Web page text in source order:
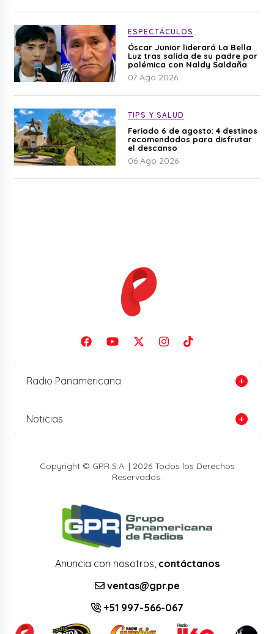
ESPECTÁCULOS
Óscar Junior liderará La Bella
Luz tras salida de su padre por
polémica con Naldy Saldaña
07 Ago 2026
TIPS Y SALUD
Feriado 6 de agosto: 4 destinos
recomendados para disfrutar
el descanso
06 Ago 2026
Radio Panamericana
Noticias
Copyright © GPR S.A. | 2026 Todos los Derechos
Reservados.
Anuncia con nosotros, contáctanos
ventas@gpr.pe
+51 997-566-067